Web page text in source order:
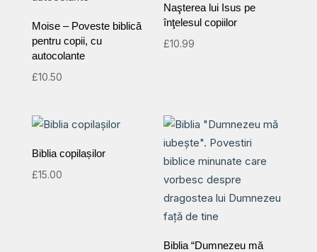
Moise – Poveste biblică
pentru copii, cu
autocolante
£10.50
Naşterea lui Isus pe
înţelesul copiilor
£10.99
Biblia copilașilor
£15.00
Biblia “Dumnezeu mă